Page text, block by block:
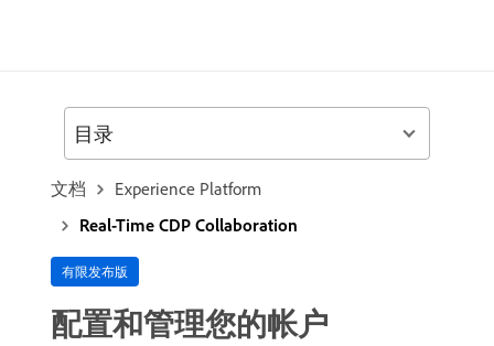
文档
Experience Platform
Real-Time CDP Collaboration
有限发布版
配置和管理您的帐户
目录